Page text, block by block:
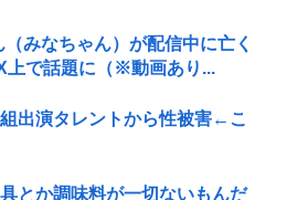
みなちゃん）が配信中に亡く
上で話題に（※動画あり...
出演タレントから性被害←こ
とか調味料が一切ないもんだ